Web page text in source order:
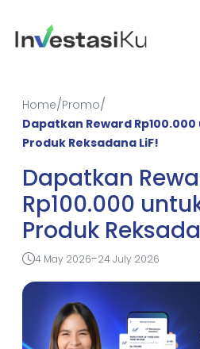
Home/Promo/
Dapatkan Reward
Produk Reksadana LiF!
Dapatkan
Rp100.000
Produk
4 May 2026-24 July 2026